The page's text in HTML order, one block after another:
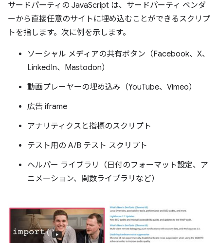
サードパーティの JavaScript は、サードパーティ ベンダ
ーから直接任意のサイトに埋め込むことができるスクリプ
トを指します。次に例を示します。
ソーシャル メディアの共有ボタン（Facebook、X、
LinkedIn、Mastodon）
動画プレーヤーの埋め込み（YouTube、Vimeo）
広告 iframe
アナリティクスと指標のスクリプト
テスト用の A/B テスト スクリプト
ヘルパー ライブラリ（日付のフォーマット設定、ア
ニメーション、関数ライブラリなど）